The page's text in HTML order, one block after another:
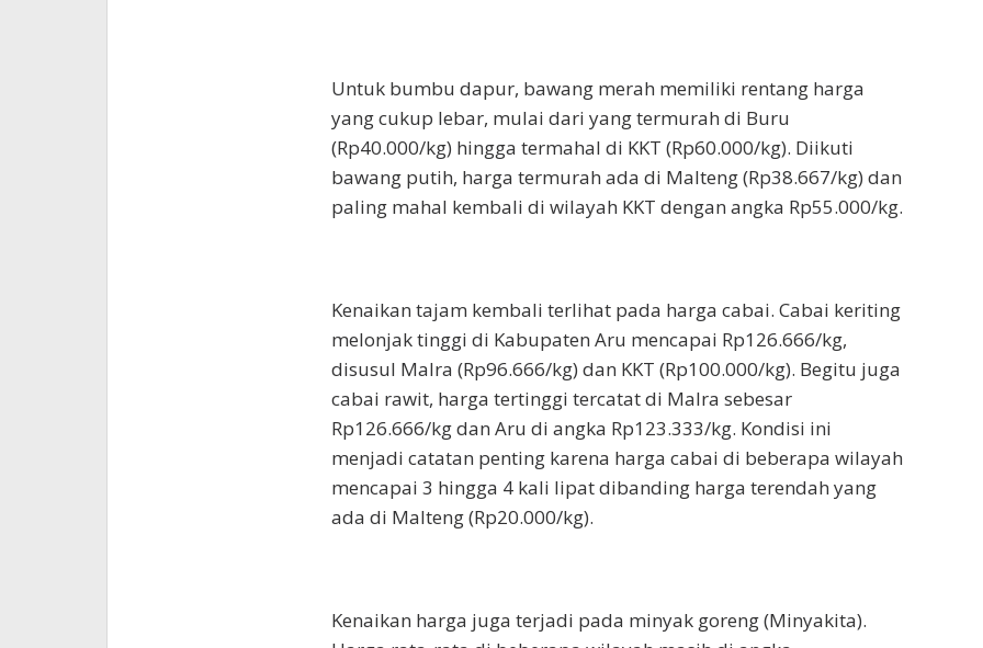
Untuk bumbu dapur, bawang merah memiliki rentang harga
yang cukup lebar, mulai dari yang termurah di Buru
(Rp40.000/kg) hingga termahal di KKT (Rp60.000/kg). Diikuti
bawang putih, harga termurah ada di Malteng (Rp38.667/kg) dan
paling mahal kembali di wilayah KKT dengan angka Rp55.000/kg.
Kenaikan tajam kembali terlihat pada harga cabai. Cabai keriting
melonjak tinggi di Kabupaten Aru mencapai Rp126.666/kg,
disusul Malra (Rp96.666/kg) dan KKT (Rp100.000/kg). Begitu juga
cabai rawit, harga tertinggi tercatat di Malra sebesar
Rp126.666/kg dan Aru di angka Rp123.333/kg. Kondisi ini
menjadi catatan penting karena harga cabai di beberapa wilayah
mencapai 3 hingga 4 kali lipat dibanding harga terendah yang
ada di Malteng (Rp20.000/kg).
Kenaikan harga juga terjadi pada minyak goreng (Minyakita).